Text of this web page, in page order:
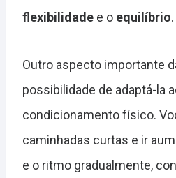
flexibilidade e o equilíbrio.
Outro aspecto importante
possibilidade de adaptá-la
condicionamento físico.
caminhadas curtas e ir
e o ritmo gradualmente,